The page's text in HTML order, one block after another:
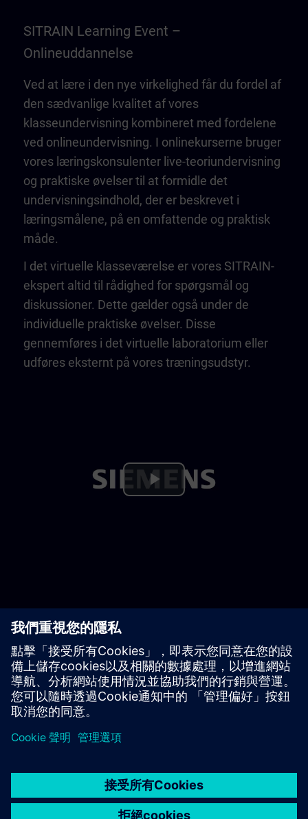
SITRAIN Learning Event –
Onlineuddannelse
Ved at lære i den nye virkelighed får du fordel af
den sædvanlige kvalitet af vores
klasseundervisning kombineret med fordelene
ved onlineundervisning. I onlinekurserne bruger
vores læringskonsulenter live-teoriundervisning
og praktiske øvelser til at formidle det
undervisningsindhold, der er beskrevet i
læringsmålene, på en omfattende og praktisk
måde.
I det virtuelle klasseværelse er vores SITRAIN-
ekspert altid til rådighed for spørgsmål og
diskussioner. Dette gælder også under de
individuelle praktiske øvelser. Disse
gennemføres i det virtuelle laboratorium eller
udføres eksternt på vores træningsudstyr.
Play